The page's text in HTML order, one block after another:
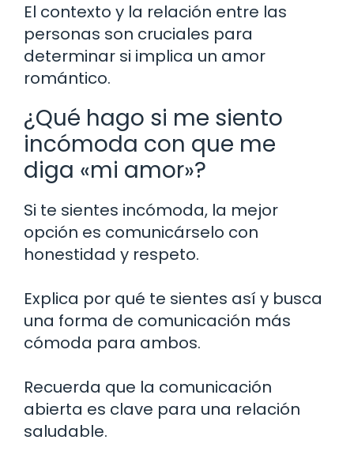
El contexto y la relación entre las
personas son cruciales para
determinar si implica un amor
romántico.
¿Qué hago si me siento
incómoda con que me
diga «mi amor»?
Si te sientes incómoda, la mejor
opción es comunicárselo con
honestidad y respeto.
Explica por qué te sientes así y busca
una forma de comunicación más
cómoda para ambos.
Recuerda que la comunicación
abierta es clave para una relación
saludable.